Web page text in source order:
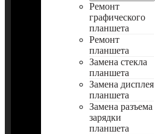
Ремонт
графического
планшета
Ремонт
планшета
Замена стекла
планшета
Замена дисплея
планшета
Замена разъема
зарядки
планшета